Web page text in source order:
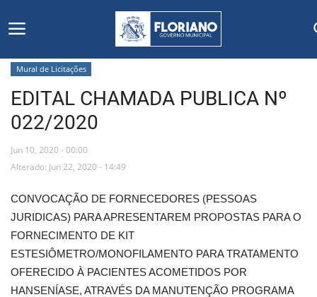
Início
Editais
Floriano
Secretarias e Órgãos
Mural de Licitações
Notícias
Mural de Licitações
EDITAL CHAMADA PUBLICA Nº
022/2020
Jun 10, 2020 - 00:00
Alterado: Jun 22, 2020 - 14:49
CONVOCAÇÃO DE FORNECEDORES (PESSOAS
JURIDICAS) PARA APRESENTAREM PROPOSTAS PARA O
FORNECIMENTO DE KIT
ESTESIÔMETRO/MONOFILAMENTO PARA TRATAMENTO
OFERECIDO À PACIENTES ACOMETIDOS POR
HANSENÍASE, ATRAVÉS DA MANUTENÇÃO PROGRAMA